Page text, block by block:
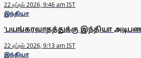
22 ஏப்ரல் 2026, 9:46 am IST
இந்தியா
‘பயங்கரவாதத்துக்கு இந்தியா
22 ஏப்ரல் 2026, 9:13 am IST
இந்தியா